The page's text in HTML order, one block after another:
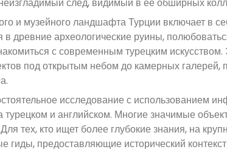
и музейного ландшафта Турции включает в
в древние археологические руины,
с современным турецким искусством.
под открытым небом до камерных галерей,
исследование с использованием
турецком и английском. Многие значимые
тех, кто ищет более глубокие знания, на
гиды, предоставляющие исторический